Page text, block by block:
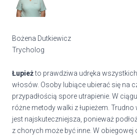
Bożena Dutkiewicz
Trycholog
Łupieżto prawdziwa udręka
włosów. Osoby lubiące ubierać się na
przypadłością spore utrapienie. W
różne metody walki z łupieżem.
jest najskuteczniejsza, ponieważ
z chorych może być inne. W obiegowej